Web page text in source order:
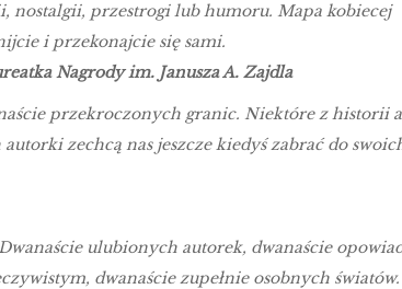
nostalgii, przestrogi lub humoru. Mapa kobiecej
i przekonajcie się sami.
Nagrody im. Janusza A. Zajdla
przekroczonych granic. Niektóre z historii
zechcą nas jeszcze kiedyś zabrać do
ulubionych autorek, dwanaście
dwanaście zupełnie osobnych światów.